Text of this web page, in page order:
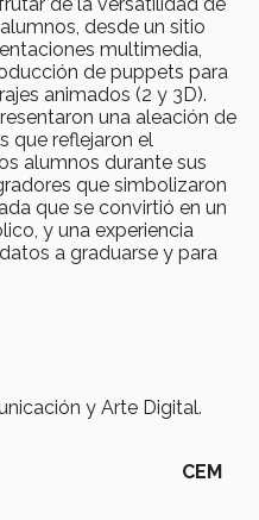
desde un sitio
multimedia,
de puppets para
animados (2 y 3D).
una aleación de
que reflejaron el
alumnos durante sus
que simbolizaron
que se convirtió en un
y una experiencia
a graduarse y para
y Arte Digital.
CEM